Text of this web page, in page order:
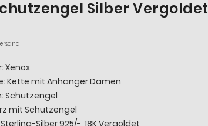
Silber Vergoldet
Xenox
Kette mit Anhänger Damen
Schutzengel
mit Schutzengel